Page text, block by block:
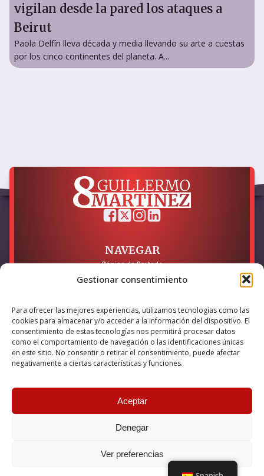
Gestionar consentimiento
Para ofrecer las mejores experiencias, utilizamos tecnologías como las
cookies para almacenar y/o acceder a la información del dispositivo. El
consentimiento de estas tecnologías nos permitirá procesar datos
como el comportamiento de navegación o las identificaciones únicas
en este sitio. No consentir o retirar el consentimiento, puede afectar
negativamente a ciertas características y funciones.
Aceptar
Denegar
Ver preferencias
vigilan desde la pared los ataques a
Beirut
Paola Delfín lleva década y media llevando su arte a cuestas
por los cinco continentes del planeta. A...
NAVEGAR
Página de Portada
LEGAL
Política de Privacidad
Política de Cookies
Accesibilidad
Esta empresa ha sido beneficiaria del bono Kit Digital y lo ha
internet, financiado por la Unión Europea – NextGeneration EU
© 2026 Guillermo Martínez | Todos los derechos reservados |